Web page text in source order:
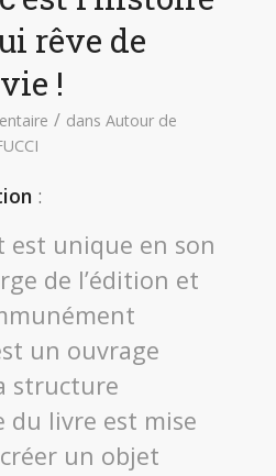
rêve de
!
/ dans Autour de
:
est unique en son
de l’édition et
un ouvrage
structure
livre est mise
un objet